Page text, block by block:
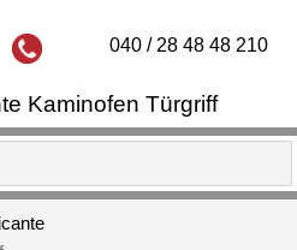
Kaminofen Türgriff
040 / 28 48 48 210